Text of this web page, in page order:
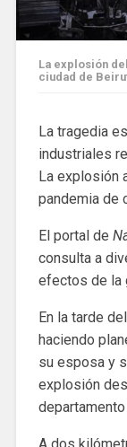
La explosión
ciudad de
La tragedia
industriales
La explosión
pandemia de
El portal de
consulta a
efectos de la
En la tarde
haciendo
su esposa y
explosión